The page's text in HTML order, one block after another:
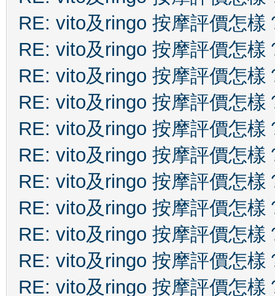
RE: vito及ringo 按摩評價怎樣
RE: vito及ringo 按摩評價怎樣
RE: vito及ringo 按摩評價怎樣
RE: vito及ringo 按摩評價怎樣
RE: vito及ringo 按摩評價怎樣
RE: vito及ringo 按摩評價怎樣
RE: vito及ringo 按摩評價怎樣
RE: vito及ringo 按摩評價怎樣
RE: vito及ringo 按摩評價怎樣
RE: vito及ringo 按摩評價怎樣
RE: vito及ringo 按摩評價怎樣